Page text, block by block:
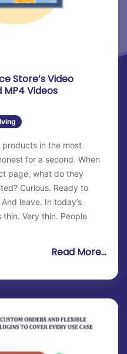
Store’s Video
Videos
in the most
for a second. When
page, what do they
Curious. Ready to
leave. In today’s
Very thin. People
Read More...